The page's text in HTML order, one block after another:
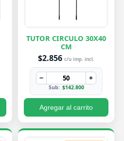
TUTOR CIRCULO 30X40
CM
$2.856 c/u imp. incl.
− +
Sub: $142.800
Agregar al carrito